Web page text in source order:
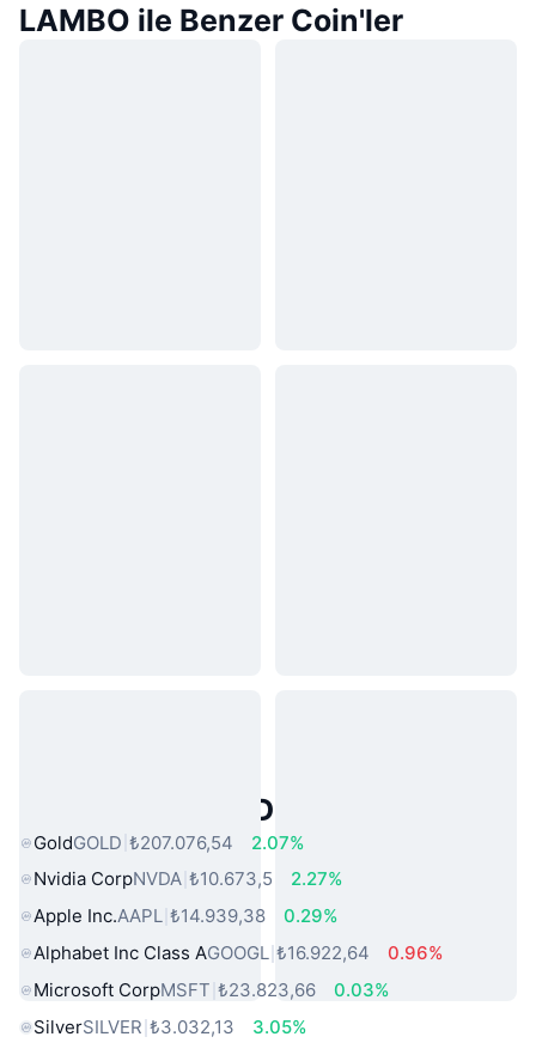
LAMBO ile Benzer Coin'ler
Popüler Gerçek Dünya Varlıkları
GoldGOLD ₺207.076,54
2.07%
Nvidia CorpNVDA ₺10.673,5
2.27%
Apple Inc.AAPL ₺14.939,38
0.29%
Alphabet Inc Class AGOOGL ₺16.922,64
0.96%
Microsoft CorpMSFT ₺23.823,66
0.03%
SilverSILVER ₺3.032,13 3.05%